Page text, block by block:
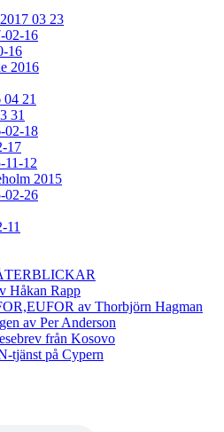
03 23
02-16
16
2016
21
31
02-18
17
11-12
2015
02-26
11
Håkan Rapp
av Thorbjörn Hagman
av Per Anderson
från Kosovo
tjänst på Cypern